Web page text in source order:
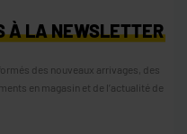
À LA NEWSLETTER
des nouveaux arrivages, des
en magasin et de l’actualité de